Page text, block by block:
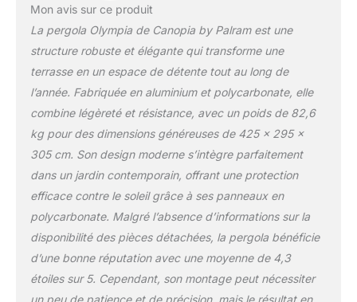
Mon avis sur ce produit
La pergola Olympia de Canopia by Palram est une
structure robuste et élégante qui transforme une
terrasse en un espace de détente tout au long de
l’année. Fabriquée en aluminium et polycarbonate, elle
combine légèreté et résistance, avec un poids de 82,6
kg pour des dimensions généreuses de 425 x 295 x
305 cm. Son design moderne s’intègre parfaitement
dans un jardin contemporain, offrant une protection
efficace contre le soleil grâce à ses panneaux en
polycarbonate. Malgré l’absence d’informations sur la
disponibilité des pièces détachées, la pergola bénéficie
d’une bonne réputation avec une moyenne de 4,3
étoiles sur 5. Cependant, son montage peut nécessiter
un peu de patience et de précision, mais le résultat en